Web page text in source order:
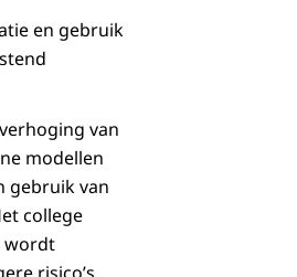
en gebruik
van
modellen
gebruik van
college
wordt